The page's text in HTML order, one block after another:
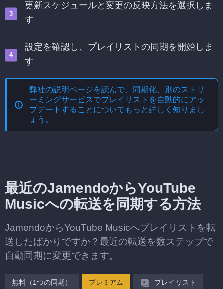
更新スケジュールと変更の反映方法を選択しま
す
設定を確認し、プレイリストの同期を開始しま
す
弊社の説明ページを読んで、
同期化、別のストリ
ーミングサービスでプレイリストを自動的にアッ
プデートする ことについてもっと詳しく知りまし
ょう。
最近のJamendoからYouTube
Musicへの転送を同期する方法
JamendoからYouTube Musicへプレイリストを転
送したばかりですか？最近の転送を数ステップで
自動同期に変更できます。
無料（1つの同期） プレミアム プレイリスト